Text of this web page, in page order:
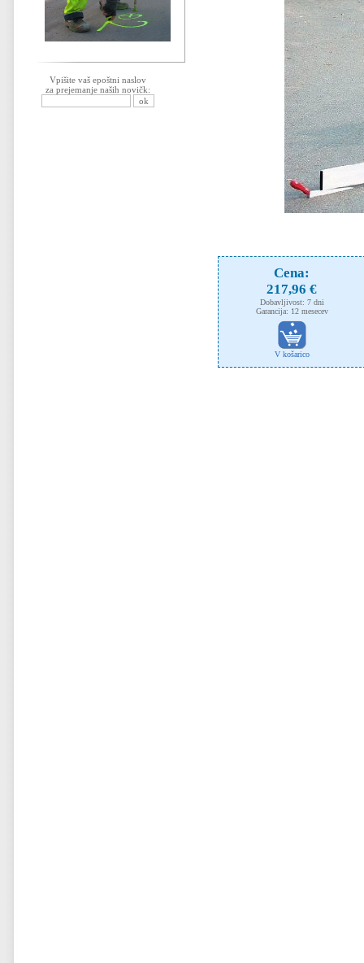
Vpišite vaš epoštni naslov
za prejemanje naših novičk:
Cena:
217,96 €
Dobavljivost: 7 dni
Garancija: 12 mesecev
V košarico